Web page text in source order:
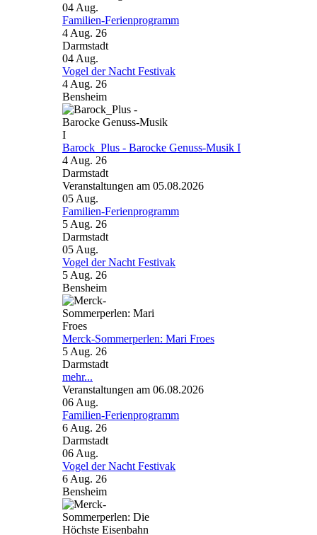
04 Aug.
Familien-Ferienprogramm
4 Aug. 26
Darmstadt
04 Aug.
Vogel der Nacht Festivak
4 Aug. 26
Bensheim
Barock_Plus - Barocke Genuss-Musik I
4 Aug. 26
Darmstadt
Veranstaltungen am 05.08.2026
05 Aug.
Familien-Ferienprogramm
5 Aug. 26
Darmstadt
05 Aug.
Vogel der Nacht Festivak
5 Aug. 26
Bensheim
Merck-Sommerperlen: Mari Froes
5 Aug. 26
Darmstadt
mehr...
Veranstaltungen am 06.08.2026
06 Aug.
Familien-Ferienprogramm
6 Aug. 26
Darmstadt
06 Aug.
Vogel der Nacht Festivak
6 Aug. 26
Bensheim